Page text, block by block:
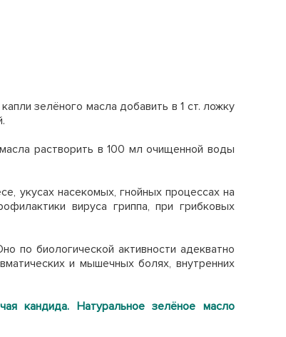
зелёного масла добавить в 1 ст. ложку
растворить в 100 мл очищенной воды
укусах насекомых, гнойных процессах на
вируса гриппа, при грибковых
по биологической активности адекватно
и мышечных болях, внутренних
кандида. Натуральное зелёное масло